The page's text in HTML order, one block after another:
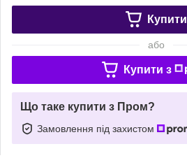
Купити
або
Купити з
Що таке купити з Пром?
Замовлення під захистом